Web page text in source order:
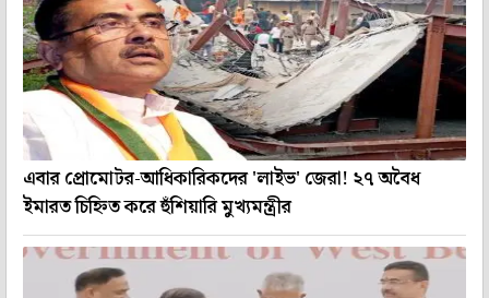
এবার প্রোমোটর-আধিকারিকদের 'লাইভ' জেরা! ২৭ অবৈধ
ইমারত চিহ্নিত করে হুঁশিয়ারি মুখ্যমন্ত্রীর